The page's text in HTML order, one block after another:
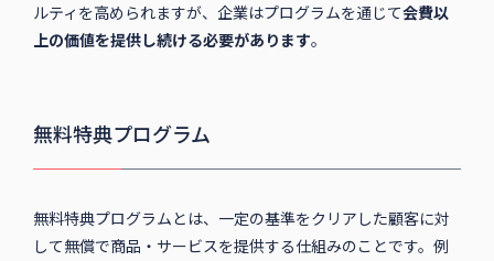
ルティを高められますが、企業はプログラムを通じて会費以
上の価値を提供し続ける必要があります。
無料特典プログラム
無料特典プログラムとは、一定の基準をクリアした顧客に対
して無償で商品・サービスを提供する仕組みのことです。例